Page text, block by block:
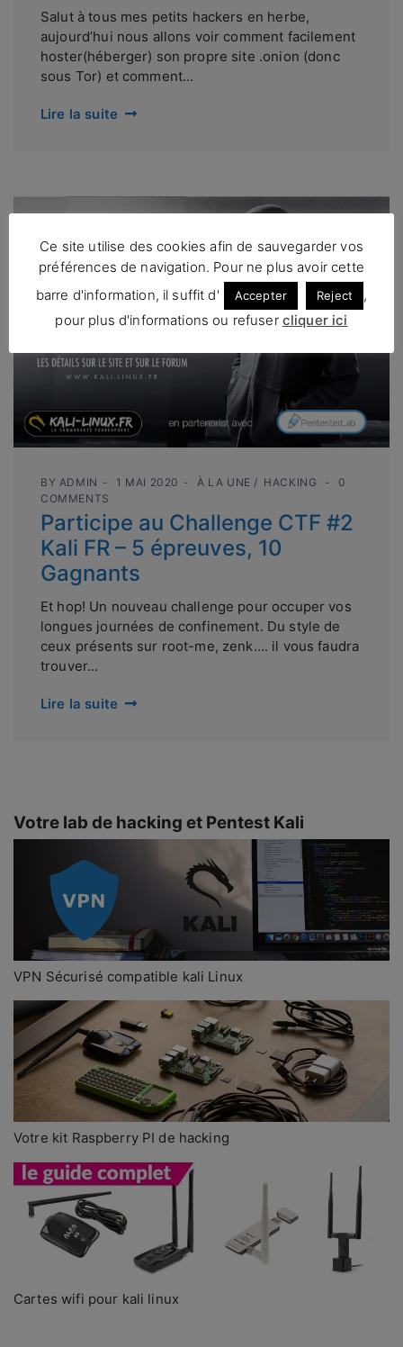
Salut à tous mes petits hackers en herbe,
aujourd’hui nous allons voir comment facilement
hoster(héberger) son propre site .onion (donc
sous Tor) et comment...
Lire la suite
BY ADMIN 1 MAI 2020 À LA UNE HACKING
0
COMMENTS
Participe au Challenge CTF #2
Kali FR – 5 épreuves, 10
Gagnants
Et hop! Un nouveau challenge pour occuper vos
longues journées de confinement. Du style de
ceux présents sur root-me, zenk…. il vous faudra
trouver...
Lire la suite
Votre lab de hacking et Pentest Kali
VPN Sécurisé compatible kali Linux
Votre kit Raspberry PI de hacking
Cartes wifi pour kali linux
Ce site utilise des cookies afin de sauvegarder vos
préférences de navigation. Pour ne plus avoir cette
barre d'information, il suffit d'
Accepter Reject
,
pour plus d'informations ou refuser cliquer ici